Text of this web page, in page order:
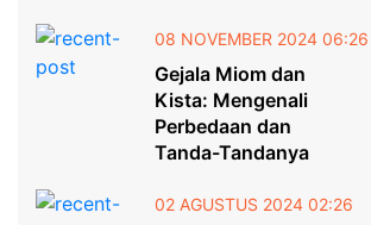
08 NOVEMBER 2024 06:26
Gejala Miom dan
Kista: Mengenali
Perbedaan dan
Tanda-Tandanya
02 AGUSTUS 2024 02:26